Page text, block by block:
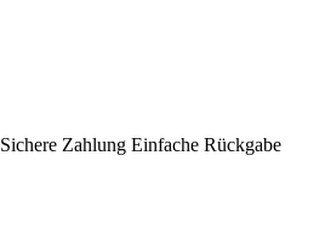
Sichere Zahlung Einfache Rückgabe